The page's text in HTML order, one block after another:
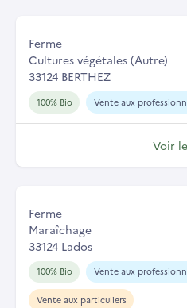
Ferme
Cultures végétales (Autre)
33124 BERTHEZ
100% Bio Vente aux
Voir
Ferme
Maraîchage
33124 Lados
100% Bio Vente aux
Vente aux particuliers